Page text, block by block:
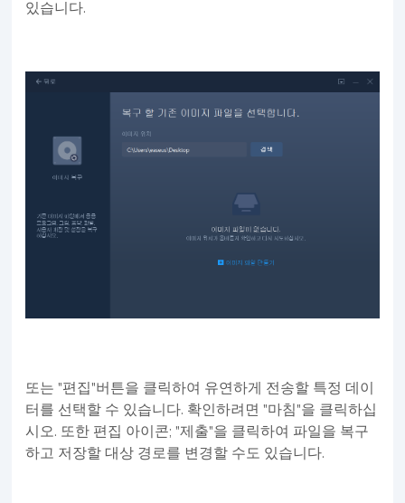
있습니다.
또는 "편집"버튼을 클릭하여 유연하게 전송할 특정 데이
터를 선택할 수 있습니다. 확인하려면 "마침"을 클릭하십
시오. 또한 편집 아이콘; "제출"을 클릭하여 파일을 복구
하고 저장할 대상 경로를 변경할 수도 있습니다.